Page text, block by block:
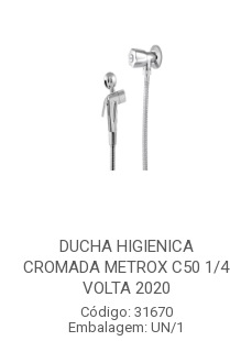
DUCHA HIGIENICA
CROMADA METROX C50 1/4
VOLTA 2020
Código: 31670
Embalagem: UN/1